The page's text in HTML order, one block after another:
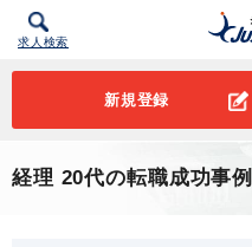
求人検索
新規登録
経理 20代の転職成功事例